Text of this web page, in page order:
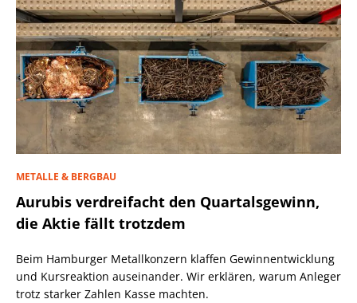
METALLE & BERGBAU
Aurubis verdreifacht den Quartalsgewinn,
die Aktie fällt trotzdem
Beim Hamburger Metallkonzern klaffen Gewinnentwicklung
und Kursreaktion auseinander. Wir erklären, warum Anleger
trotz starker Zahlen Kasse machten.